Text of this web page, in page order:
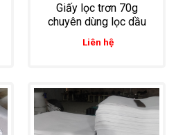
Giấy lọc trơn 70g
chuyên dùng lọc dầu
Liên hệ